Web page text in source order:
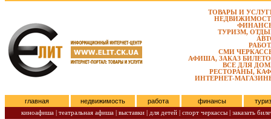
ТОВАРЫ И
ТУРИЗМ,
СМИ
АФИША, ЗАКАЗ
ВСЕ ДЛЯ
РЕСТОРАНЫ,
ИНТЕРНЕТ-
главная недвижимость работа финансы
киноафиша | театральная афиша | выставки | для детей | спорт черкассы | заказать